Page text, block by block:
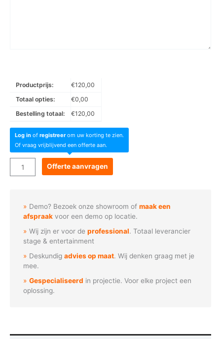
Productprijs: €120,00
Totaal opties:
€0,00
Bestelling totaal:
€120,00
Log in of registreerom uw korting te zien.
Of vraag vrijblijvend een offerte aan.
Goboservice
-
Valentine
Offerte aanvragen
Demo? Bezoek onze showroom ofmaak een
afspraak voor een demo op locatie.
Wij zijn er voor deprofessional. Totaal leverancier
stage & entertainment
Deskundigadvies op maat. Wij denken graag met je
mee.
Gespecialiseerd in projectie. Voor elke project een
oplossing.